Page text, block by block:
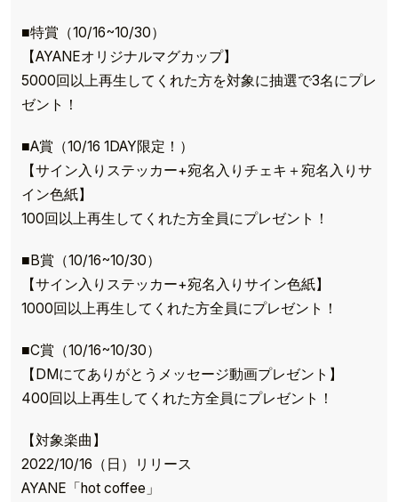
■特賞（10/16~10/30）
【AYANEオリジナルマグカップ】
5000回以上再生してくれた方を対象に抽選で3名にプレ
ゼント！
■A賞（10/16 1DAY限定！）
【サイン入りステッカー+宛名入りチェキ＋宛名入りサ
イン色紙】
100回以上再生してくれた方全員にプレゼント！
■B賞（10/16~10/30）
【サイン入りステッカー+宛名入りサイン色紙】
1000回以上再生してくれた方全員にプレゼント！
■C賞（10/16~10/30）
【DMにてありがとうメッセージ動画プレゼント】
400回以上再生してくれた方全員にプレゼント！
【対象楽曲】
2022/10/16（日）リリース
AYANE「hot coffee」